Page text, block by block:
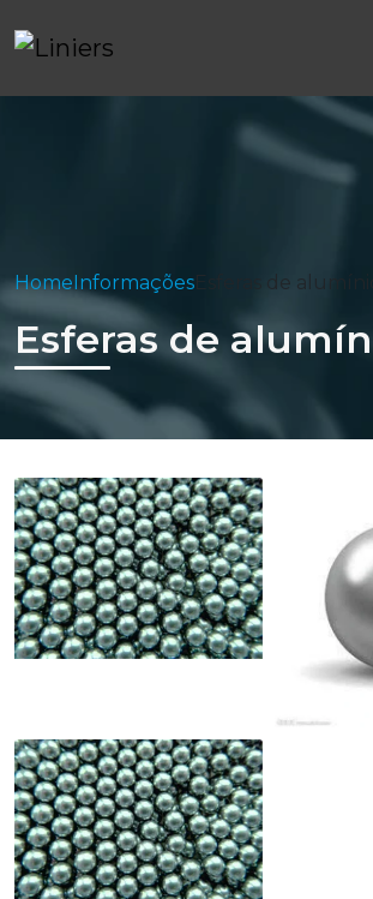
HomeInformações Esferas de alumínio
Esferas de